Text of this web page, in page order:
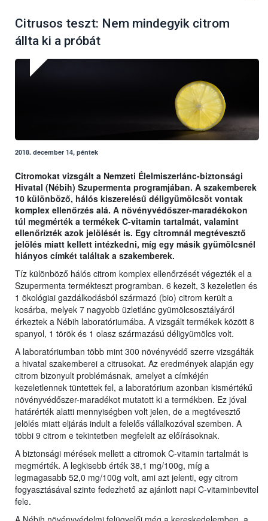
Citrusos teszt: Nem mindegyik citrom
állta ki a próbát
2018. december 14, péntek
Citromokat vizsgált a Nemzeti Élelmiszerlánc-biztonsági
Hivatal (Nébih) Szupermenta programjában. A szakemberek
10 különböző, hálós kiszerelésű déligyümölcsöt vontak
komplex ellenőrzés alá. A növényvédőszer-maradékokon
túl megmérték a termékek C-vitamin tartalmát, valamint
ellenőrizték azok jelölését is. Egy citromnál megtévesztő
jelölés miatt kellett intézkedni, míg egy másik gyümölcsnél
hiányos címkét találtak a szakemberek.
Tíz különböző hálós citrom komplex ellenőrzését végezték el a
Szupermenta termékteszt programban. 6 kezelt, 3 kezeletlen és
1 ökológiai gazdálkodásból származó (bio) citrom került a
kosárba, melyek 7 nagyobb üzletlánc gyümölcsosztályáról
érkeztek a Nébih laboratóriumába. A vizsgált termékek között 8
spanyol, 1 török és 1 olasz származású déligyümölcs volt.
A laboratóriumban több mint 300 növényvédő szerre vizsgálták
a hivatal szakemberei a citrusokat. Az eredmények alapján egy
citrom bizonyult problémásnak, amelyet a címkéjén
kezeletlennek tüntettek fel, a laboratórium azonban kismértékű
növényvédőszer-maradékot mutatott ki a termékben. Ez jóval
határérték alatti mennyiségben volt jelen, de a megtévesztő
jelölés miatt eljárás indult a felelős vállalkozóval szemben. A
többi 9 citrom e tekintetben megfelelt az előírásoknak.
A biztonsági mérések mellett a citromok C-vitamin tartalmát is
megmérték. A legkisebb érték 38,1 mg/100g, míg a
legmagasabb 52,0 mg/100g volt, ami azt jelenti, egy citrom
fogyasztásával szinte fedezhető az ajánlott napi C-vitaminbevitel
fele.